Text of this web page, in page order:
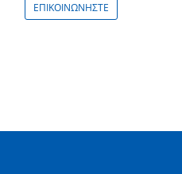
ΕΠΙΚΟΙΝΩΝΉΣΤΕ